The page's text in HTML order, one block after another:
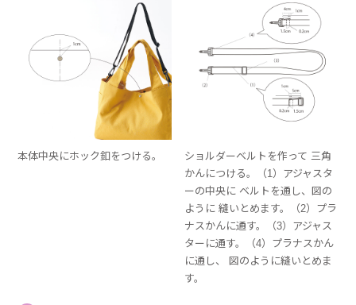
本体中央にホック釦をつける。
ショルダーベルトを作って 三角
かんにつける。（1）アジャスタ
ーの中央に ベルトを通し、図の
ように 縫いとめます。（2）プラ
ナスかんに通す。（3）アジャス
ターに通す。（4）プラナスかん
に通し、 図のように縫いとめま
す。